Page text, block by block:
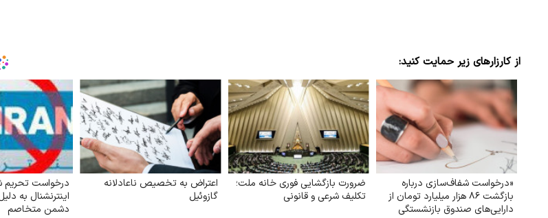
از کارزارهای زیر حمایت کنید:
«درخواست شفاف‌سازی درباره
بازگشت ۸۶ هزار میلیارد تومان از
دارایی‌های صندوق بازنشستگی
ضرورت بازگشایی فوری خانه ملت؛
تکلیف شرعی و قانونی
اعتراض به تخصیص ناعادلانه
گازوئیل
درخواست تحریم
اینترنشنال به
دشمن متخاصم